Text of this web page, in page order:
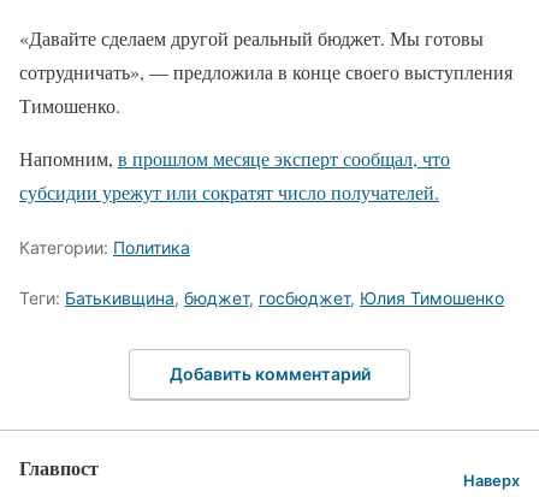
«Давайте сделаем другой реальный бюджет. Мы готовы
сотрудничать», — предложила в конце своего выступления
Тимошенко.
Напомним, в прошлом месяце эксперт сообщал, что
субсидии урежут или сократят число получателей.
Категории: Политика
Теги: Батькивщина, бюджет, госбюджет, Юлия Тимошенко
Добавить комментарий
Главпост Наверх